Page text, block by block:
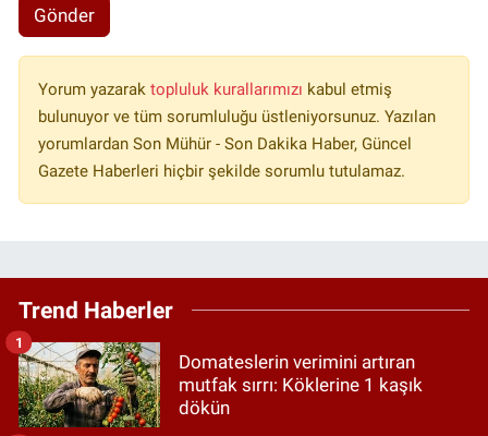
Gönder
Yorum yazarak topluluk kurallarımızı kabul etmiş
bulunuyor ve tüm sorumluluğu üstleniyorsunuz. Yazılan
yorumlardan Son Mühür - Son Dakika Haber, Güncel
Gazete Haberleri hiçbir şekilde sorumlu tutulamaz.
Trend Haberler
Domateslerin verimini artıran
mutfak sırrı: Köklerine 1 kaşık
dökün
1